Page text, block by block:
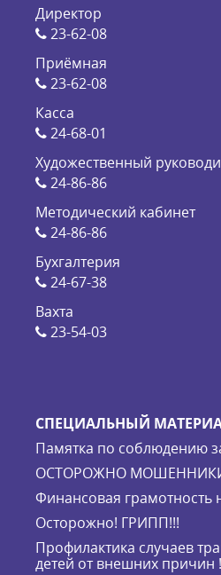
Директор
23-62-08
Приёмная
23-62-08
Касса
24-68-01
Художественный
24-86-86
Методический кабинет
24-86-86
Бухгалтерия
24-67-38
Вахта
23-54-03
СПЕЦИАЛЬНЫЙ
Памятка по соблюдению
ОСТОРОЖНО
Финансовая грамотность
Осторожно! ГРИПП!!!
Профилактика случаев
детей от внешних причин